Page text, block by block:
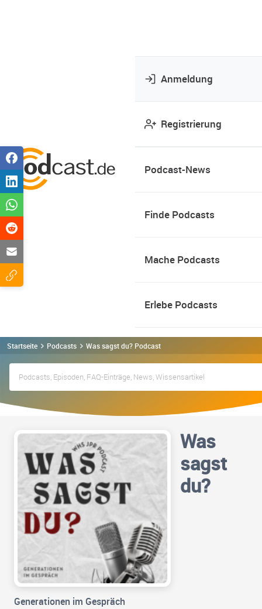
Anmeldung
Registrierung
Podcast-News
Finde Podcasts
Mache Podcasts
Erlebe Podcasts
Startseite Podcasts Was sagst du? Podcast
Was
sagst
du?
Generationen im Gespräch